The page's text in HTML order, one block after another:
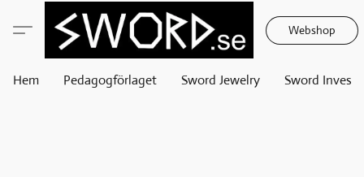
Webshop
Hem Pedagogförlaget Sword Jewelry Sword Invest